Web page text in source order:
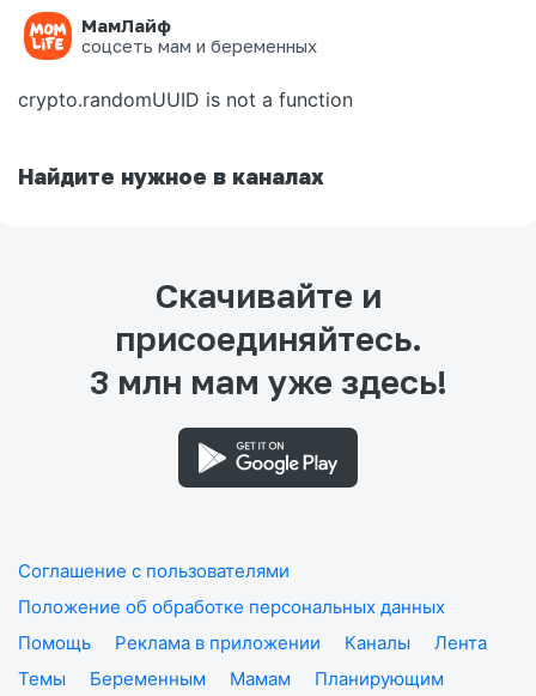
МамЛайф
соцсеть мам и беременных
Ошибка на странице
crypto.randomUUID is not a function
Найдите нужное в каналах
Скачивайте и
присоединяйтесь.
3 млн мам уже здесь!
Соглашение с пользователями
Положение об обработке персональных данных
Помощь
Реклама в приложении Каналы
Лента
Темы
Беременным Мамам
Планирующим